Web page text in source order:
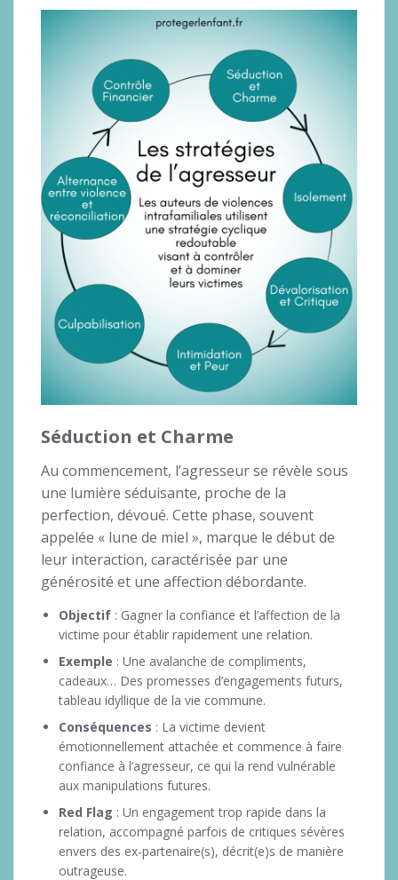
Séduction et Charme
Au commencement, l’agresseur se révèle sous
une lumière séduisante, proche de la
perfection, dévoué. Cette phase, souvent
appelée « lune de miel », marque le début de
leur interaction, caractérisée par une
générosité et une affection débordante.
Objectif : Gagner la confiance et l’affection de la
victime pour établir rapidement une relation.
Exemple : Une avalanche de compliments,
cadeaux… Des promesses d’engagements futurs,
tableau idyllique de la vie commune.
Conséquences : La victime devient
émotionnellement attachée et commence à faire
confiance à l’agresseur, ce qui la rend vulnérable
aux manipulations futures.
Red Flag : Un engagement trop rapide dans la
relation, accompagné parfois de critiques sévères
envers des ex-partenaire(s), décrit(e)s de manière
outrageuse.